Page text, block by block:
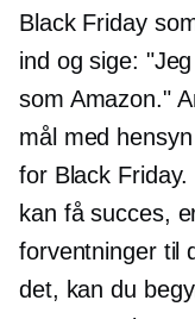
Black Friday
ind og sige:
som Amazon."
mål med
for Black
kan få succes,
forventninger til
det, kan du